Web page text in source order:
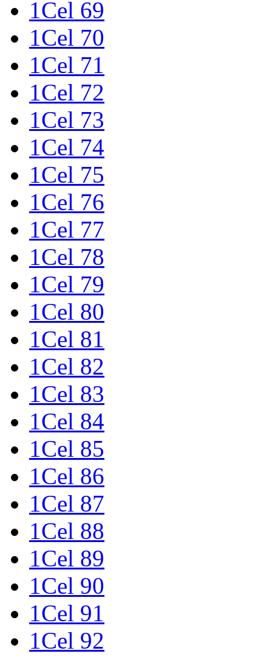
1Cel 69
1Cel 70
1Cel 71
1Cel 72
1Cel 73
1Cel 74
1Cel 75
1Cel 76
1Cel 77
1Cel 78
1Cel 79
1Cel 80
1Cel 81
1Cel 82
1Cel 83
1Cel 84
1Cel 85
1Cel 86
1Cel 87
1Cel 88
1Cel 89
1Cel 90
1Cel 91
1Cel 92